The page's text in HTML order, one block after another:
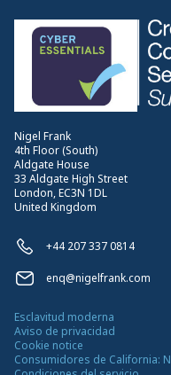
Nigel Frank
4th Floor (South)
Aldgate House
33 Aldgate High Street
London, EC3N 1DL
United Kingdom
+44 207 337 0814
enq@nigelfrank.com
Esclavitud moderna
Aviso de privacidad
Cookie notice
Consumidores de California: